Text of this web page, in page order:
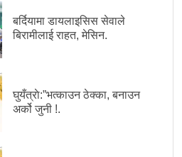
बर्दियामा डायलाइसिस सेवाले
बिरामीलाई राहत, मेसिन.
घुयँत्राे:”भत्काउन ठेक्का, बनाउन
अर्को जुनी !.